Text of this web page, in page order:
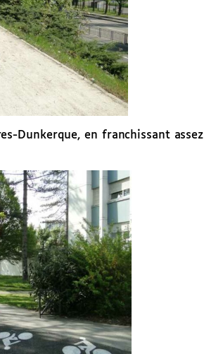
Dunkerque, en franchissant assez